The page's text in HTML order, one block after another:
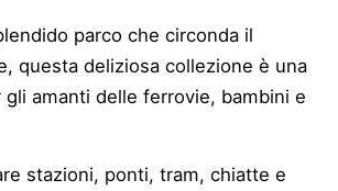
parco che circonda il
questa deliziosa collezione è una
gli amanti delle ferrovie, bambini e
stazioni, ponti, tram, chiatte e